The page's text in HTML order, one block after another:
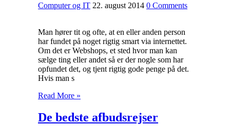
Computer og IT 22. august 2014 0 Comments
Man hører tit og ofte, at en eller anden person
har fundet på noget rigtig smart via internettet.
Om det er Webshops, et sted hvor man kan
sælge ting eller andet så er der nogle som har
opfundet det, og tjent rigtig gode penge på det.
Hvis man s
Read More »
De bedste afbudsrejser